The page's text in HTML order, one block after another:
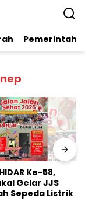
Stabilitas
Badko
Apresiasi